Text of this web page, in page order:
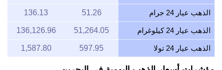
الذهب عيار 24 جرام 51.26
136.13
الذهب عيار 24 كيلوغرام 51,264.05
136,126.96
الذهب عيار 24 تولا 597.95
1,587.80